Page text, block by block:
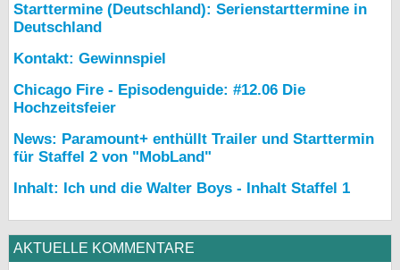
Starttermine (Deutschland): Serienstarttermine in
Deutschland
Kontakt: Gewinnspiel
Chicago Fire - Episodenguide: #12.06 Die
Hochzeitsfeier
News: Paramount+ enthüllt Trailer und Starttermin
für Staffel 2 von "MobLand"
Inhalt: Ich und die Walter Boys - Inhalt Staffel 1
AKTUELLE KOMMENTARE